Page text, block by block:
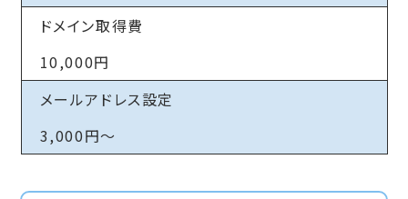
ドメイン取得費
10,000円
メールアドレス設定
3,000円～